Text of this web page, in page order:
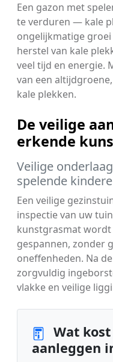
Een gazon met
te verduren — kale
ongelijkmatige
herstel van kale
veel tijd en energie.
van een
kale plekken.
De veilige
erkende
Veilige
spelende
Een veilige
inspectie van uw
kunstgrasmat wordt
gespannen, zonder
oneffenheden. Na
zorgvuldig
vlakke en veilige
Wat
aanleggen